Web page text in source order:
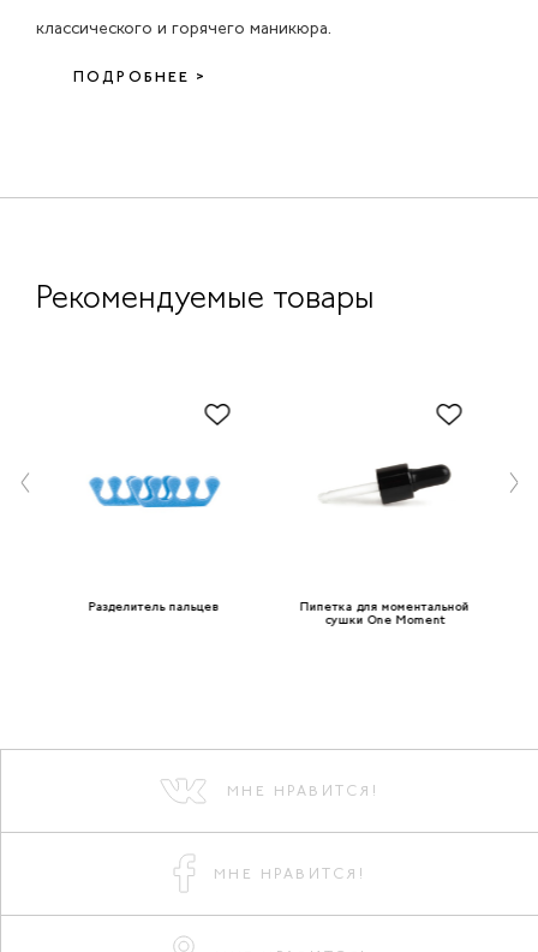
классического и горячего маникюра.
ПОДРОБНЕЕ >
Рекомендуемые товары
Разделитель пальцев Пипетка для моментальной
сушки One Moment
МНЕ НРАВИТСЯ!
МНЕ НРАВИТСЯ!